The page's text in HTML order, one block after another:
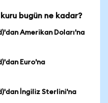
bugün ne kadar?
Amerikan Doları'na
Euro'na
İngiliz Sterlini'na